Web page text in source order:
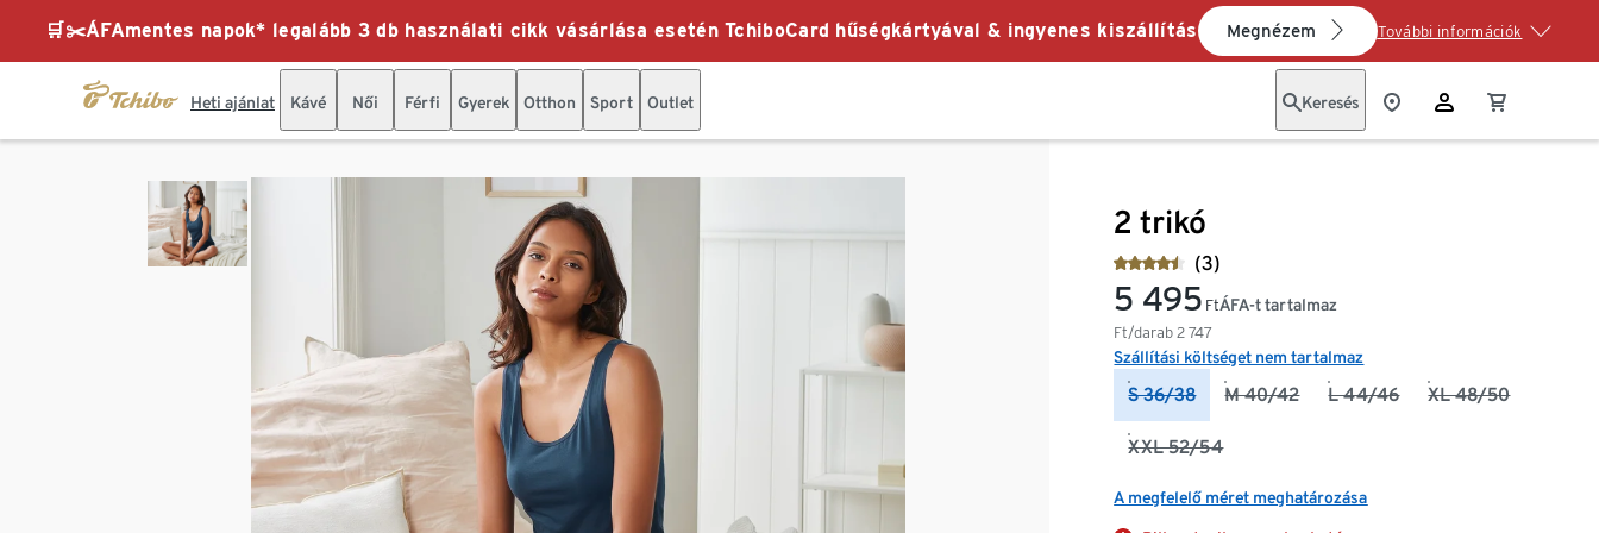
🛒✂️ÁFAmentes napok* legalább 3 db használati cikk vásárlása esetén TchiboCard hűségkártyával & ingyenes kiszállítás Megnézem További információk
Heti ajánlat Kávé Női Férfi Gyerek Otthon Sport Outlet Keresés
2 trikó
(3)
5 495 Ft
Ft/darab2 747
ÁFA-t tartalmaz
Szállítási költséget nem tartalmaz
S 36/38 M 40/42 L 44/46 XL 48/50
XXL 52/54
A megfelelő méret meghatározása